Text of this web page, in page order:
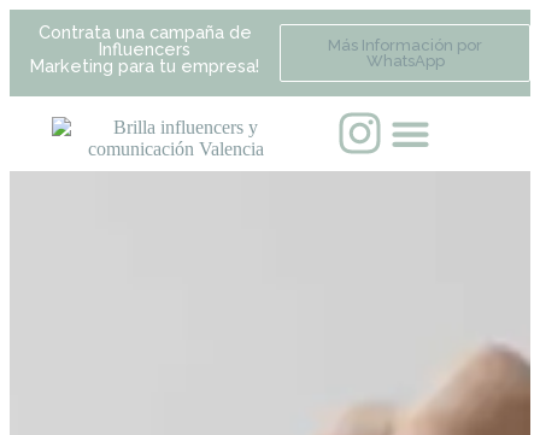
Contrata una campaña de
Influencers
Marketing para tu empresa!
Más Información por
WhatsApp